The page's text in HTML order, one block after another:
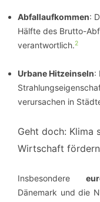
Abfallaufkommen:
Hälfte des Brutto-
verantwortlich.2
Urbane Hitzeinseln:
verursachen in
Geht doch: Klima
Wirtschaft fördern
Insbesondere
Dänemark und die